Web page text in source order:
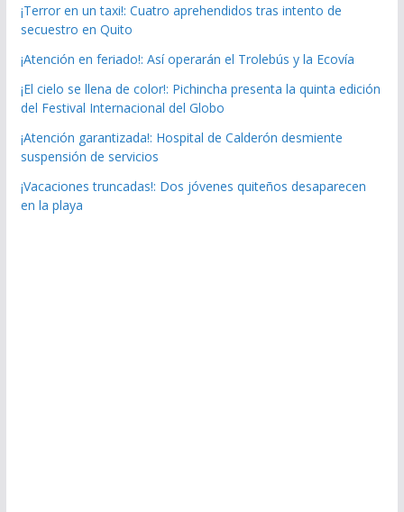
¡Terror en un taxi!: Cuatro aprehendidos tras intento de
secuestro en Quito
¡Atención en feriado!: Así operarán el Trolebús y la Ecovía
¡El cielo se llena de color!: Pichincha presenta la quinta edición
del Festival Internacional del Globo
¡Atención garantizada!: Hospital de Calderón desmiente
suspensión de servicios
¡Vacaciones truncadas!: Dos jóvenes quiteños desaparecen
en la playa